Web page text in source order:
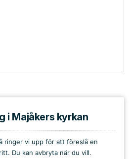
i Majåkers kyrkan
ringer vi upp för att föreslå en
Du kan avbryta när du vill.